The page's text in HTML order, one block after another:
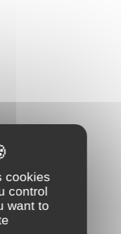
cookies
control
want to